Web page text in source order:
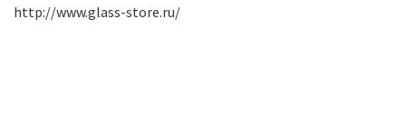
http://www.glass-store.ru/